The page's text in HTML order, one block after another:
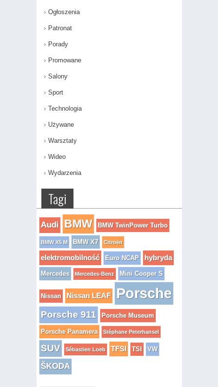
Ogłoszenia
Patronat
Porady
Promowane
Salony
Sport
Technologia
Używane
Warsztaty
Wideo
Wydarzenia
Tagi
Audi BMW BMW TwinPower Turbo
BMW X5 M BMW X7 Citroën
elektromobilność Euro NCAP hybryda
Mercedes Mercedes-Benz Mini Cooper S
Nissan Nissan LEAF Porsche
Porsche 911 Porsche Museum
Porsche Panamera Stéphane Peterhansel
SUV Sébastien Loeb TFSI TSI VW
ŠKODA